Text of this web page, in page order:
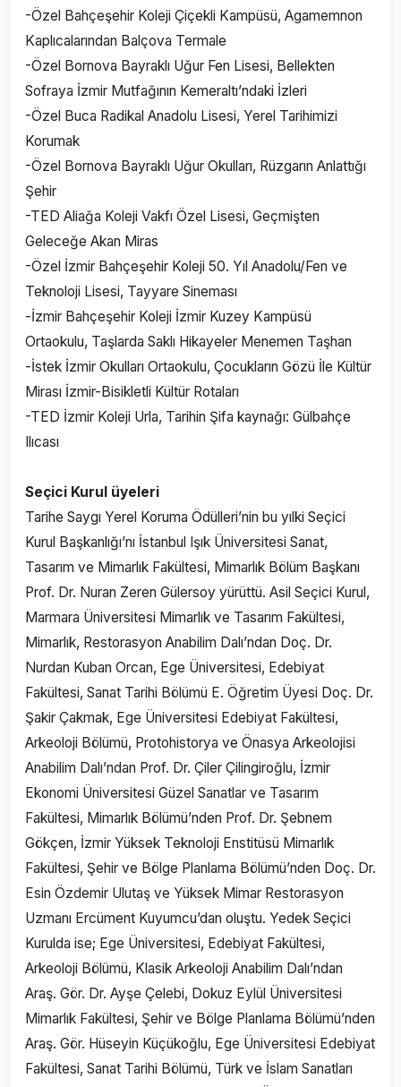
-Özel Bahçeşehir Koleji Çiçekli Kampüsü, Agamemnon
Kaplıcalarından Balçova Termale
-Özel Bornova Bayraklı Uğur Fen Lisesi, Bellekten
Sofraya İzmir Mutfağının Kemeraltı’ndaki İzleri
-Özel Buca Radikal Anadolu Lisesi, Yerel Tarihimizi
Korumak
-Özel Bornova Bayraklı Uğur Okulları, Rüzgarın Anlattığı
Şehir
-TED Aliağa Koleji Vakfı Özel Lisesi, Geçmişten
Geleceğe Akan Miras
-Özel İzmir Bahçeşehir Koleji 50. Yıl Anadolu/Fen ve
Teknoloji Lisesi, Tayyare Sineması
-İzmir Bahçeşehir Koleji İzmir Kuzey Kampüsü
Ortaokulu, Taşlarda Saklı Hikayeler Menemen Taşhan
-İstek İzmir Okulları Ortaokulu, Çocukların Gözü İle Kültür
Mirası İzmir-Bisikletli Kültür Rotaları
-TED İzmir Koleji Urla, Tarihin Şifa kaynağı: Gülbahçe
Ilıcası
Seçici Kurul üyeleri
Tarihe Saygı Yerel Koruma Ödülleri’nin bu yılki Seçici
Kurul Başkanlığı’nı İstanbul Işık Üniversitesi Sanat,
Tasarım ve Mimarlık Fakültesi, Mimarlık Bölüm Başkanı
Prof. Dr. Nuran Zeren Gülersoy yürüttü. Asil Seçici Kurul,
Marmara Üniversitesi Mimarlık ve Tasarım Fakültesi,
Mimarlık, Restorasyon Anabilim Dalı’ndan Doç. Dr.
Nurdan Kuban Orcan, Ege Üniversitesi, Edebiyat
Fakültesi, Sanat Tarihi Bölümü E. Öğretim Üyesi Doç. Dr.
Şakir Çakmak, Ege Üniversitesi Edebiyat Fakültesi,
Arkeoloji Bölümü, Protohistorya ve Önasya Arkeolojisi
Anabilim Dalı’ndan Prof. Dr. Çiler Çilingiroğlu, İzmir
Ekonomi Üniversitesi Güzel Sanatlar ve Tasarım
Fakültesi, Mimarlık Bölümü’nden Prof. Dr. Şebnem
Gökçen, İzmir Yüksek Teknoloji Enstitüsü Mimarlık
Fakültesi, Şehir ve Bölge Planlama Bölümü’nden Doç. Dr.
Esin Özdemir Ulutaş ve Yüksek Mimar Restorasyon
Uzmanı Ercüment Kuyumcu’dan oluştu. Yedek Seçici
Kurulda ise; Ege Üniversitesi, Edebiyat Fakültesi,
Arkeoloji Bölümü, Klasik Arkeoloji Anabilim Dalı’ndan
Araş. Gör. Dr. Ayşe Çelebi, Dokuz Eylül Üniversitesi
Mimarlık Fakültesi, Şehir ve Bölge Planlama Bölümü’nden
Araş. Gör. Hüseyin Küçükoğlu, Ege Üniversitesi Edebiyat
Fakültesi, Sanat Tarihi Bölümü, Türk ve İslam Sanatları